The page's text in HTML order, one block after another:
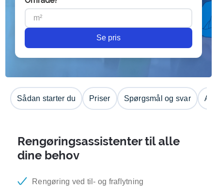
Se pris
Sådan starter du Priser Spørgsmål og svar
Rengøringsassistenter til alle
dine behov
Rengøring ved til- og fraflytning